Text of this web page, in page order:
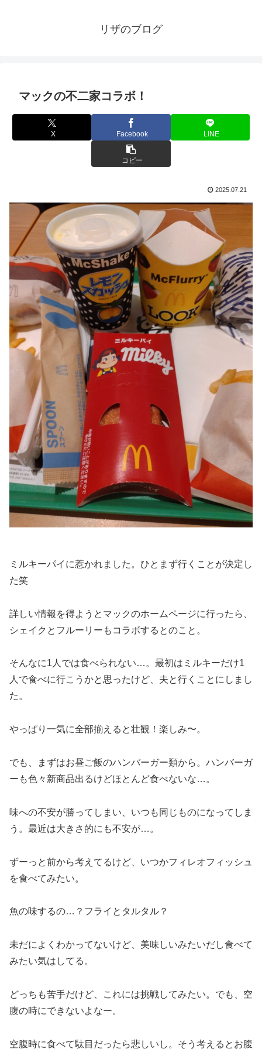
リザのブログ
マックの不二家コラボ！
X Facebook LINE
コピー
2025.07.21
ミルキーパイに惹かれました。ひとまず行くことが決定し
た笑
詳しい情報を得ようとマックのホームページに行ったら、
シェイクとフルーリーもコラボするとのこと。
そんなに1人では食べられない…。最初はミルキーだけ1
人で食べに行こうかと思ったけど、夫と行くことにしまし
た。
やっぱり一気に全部揃えると壮観！楽しみ〜。
でも、まずはお昼ご飯のハンバーガー類から。ハンバーガ
ーも色々新商品出るけどほとんど食べないな…。
味への不安が勝ってしまい、いつも同じものになってしま
う。最近は大きさ的にも不安が…。
ずーっと前から考えてるけど、いつかフィレオフィッシュ
を食べてみたい。
魚の味するの…？フライとタルタル？
未だによくわかってないけど、美味しいみたいだし食べて
みたい気はしてる。
どっちも苦手だけど、これには挑戦してみたい。でも、空
腹の時にできないよなー。
空腹時に食べて駄目だったら悲しいし。そう考えるとお腹